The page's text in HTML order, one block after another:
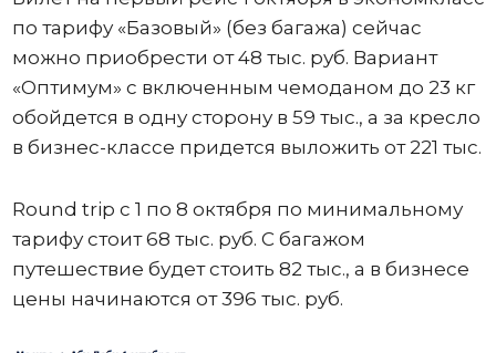
по тарифу «Базовый» (без багажа) сейчас
можно приобрести от 48 тыс. руб. Вариант
«Оптимум» с включенным чемоданом до 23 кг
обойдется в одну сторону в 59 тыс., а за кресло
в бизнес-классе придется выложить от 221 тыс.
Round trip с 1 по 8 октября по минимальному
тарифу стоит 68 тыс. руб. С багажом
путешествие будет стоить 82 тыс., а в бизнесе
цены начинаются от 396 тыс. руб.